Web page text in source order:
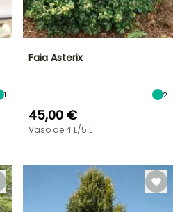
1
Faia Asterix
2
45,00 €
Vaso de 4 L/5 L